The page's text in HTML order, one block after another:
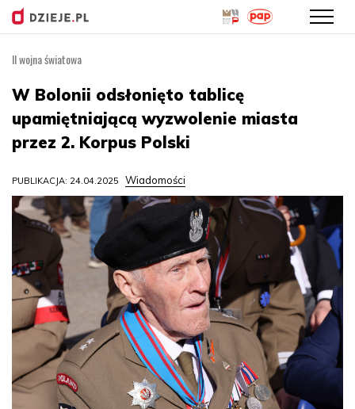
treści
II wojna światowa
W Bolonii odsłonięto tablicę
upamiętniającą wyzwolenie miasta
przez 2. Korpus Polski
PUBLIKACJA: 24.04.2025 Wiadomości